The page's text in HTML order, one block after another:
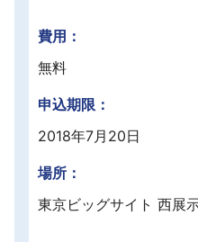
費用：
無料
申込期限：
2018年7月20日
場所：
東京ビッグサイト 西展